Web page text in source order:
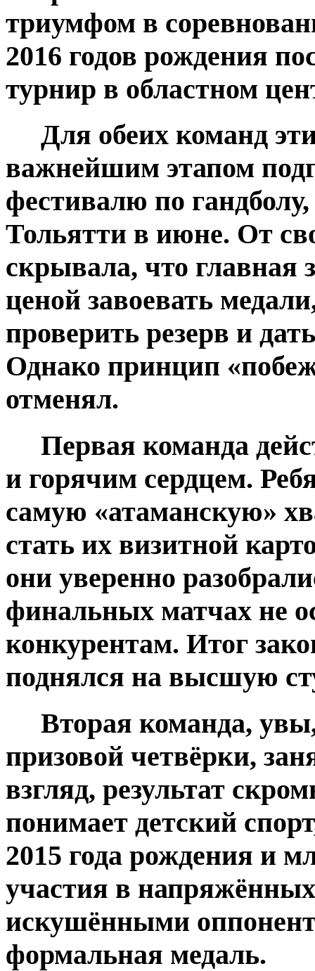
триумфом в
2016 годов рождения
турнир в областном
Для обеих команд
важнейшим этапом
фестивалю по
Тольятти в июне. От
скрывала, что главная
ценой завоевать
проверить резерв и
Однако принцип
отменял.
Первая команда
и горячим сердцем.
самую «атаманскую»
стать их визитной
они уверенно
финальных матчах не
конкурентам. Итог
поднялся на высшую
Вторая команда, увы,
призовой четвёрки,
взгляд, результат
понимает детский
2015 года рождения и
участия в
искушёнными
формальная медаль.